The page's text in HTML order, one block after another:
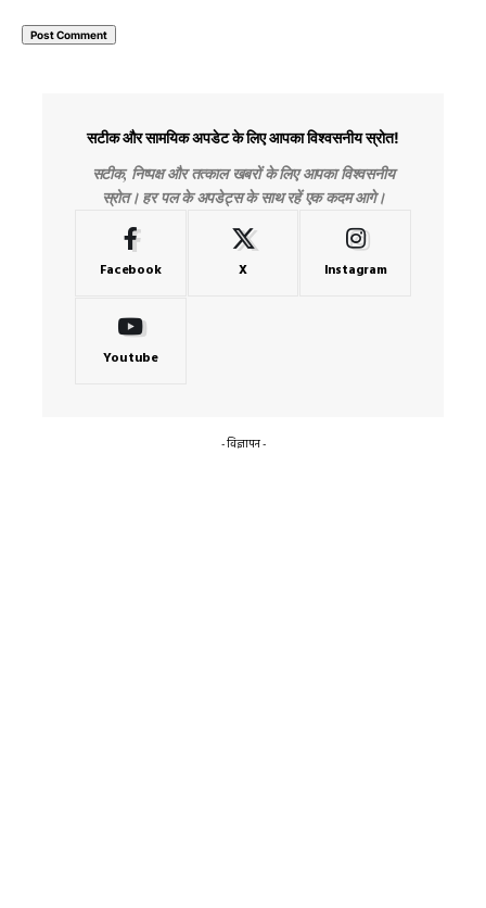
सटीक और सामयिक अपडेट के लिए आपका विश्वसनीय स्रोत!
सटीक, निष्पक्ष और तत्काल खबरों के लिए आपका विश्वसनीय
स्रोत। हर पल के अपडेट्स के साथ रहें एक कदम आगे।
Facebook X Instagram
Youtube
- विज्ञापन -